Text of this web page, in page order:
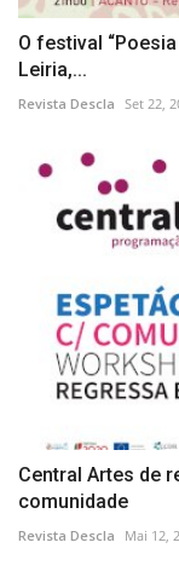
O festival
Leiria,...
Revista Descla Set 22,
Central Artes de
comunidade
Revista Descla Mai 12,